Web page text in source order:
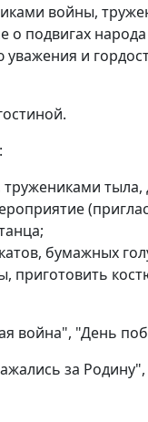
войны,
о подвигах
уважения и
:
бумажных
приготовить
война", "День
за